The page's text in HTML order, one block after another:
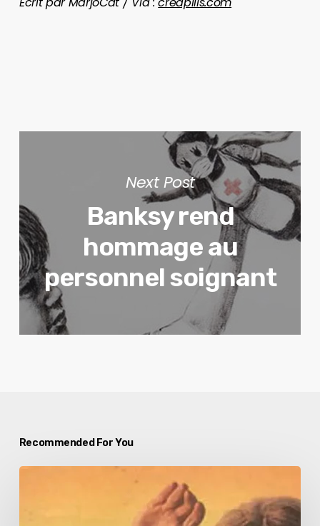
Next Post
Banksy rend
hommage au
personnel soignant
Recommended For You